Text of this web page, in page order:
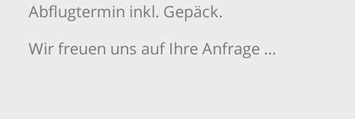
Abflugtermin inkl. Gepäck.
Wir freuen uns auf Ihre Anfrage …